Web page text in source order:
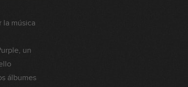
la música
un
álbumes